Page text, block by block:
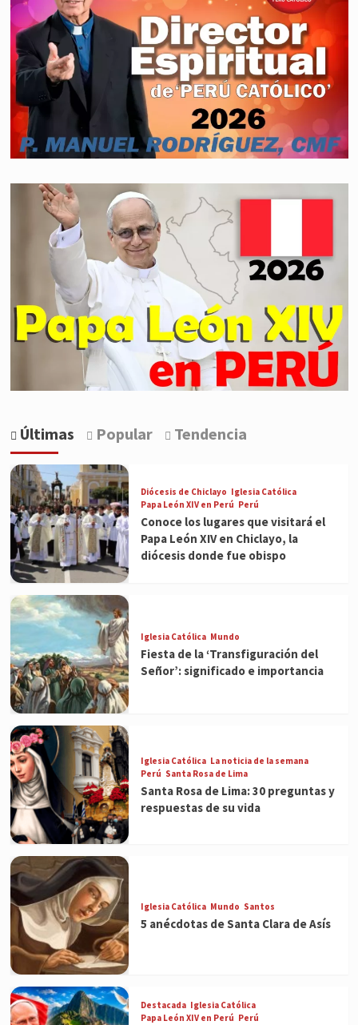
Últimas Popular Tendencia
Diócesis de Chiclayo Iglesia Católica
Papa León XIV en Perú Perú
Conoce los lugares que visitará el
Papa León XIV en Chiclayo, la
diócesis donde fue obispo
Iglesia Católica Mundo
Fiesta de la ‘Transfiguración del
Señor’: significado e importancia
Iglesia Católica La noticia de la semana
Perú Santa Rosa de Lima
Santa Rosa de Lima: 30 preguntas y
respuestas de su vida
Iglesia Católica Mundo Santos
5 anécdotas de Santa Clara de Asís
Destacada Iglesia Católica
Papa León XIV en Perú Perú